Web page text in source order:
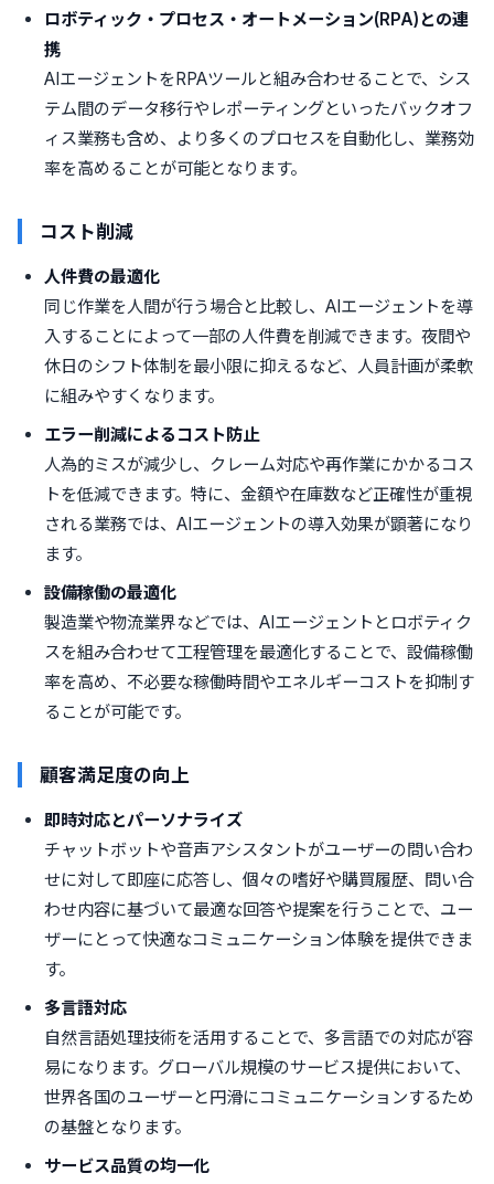
ロボティック・プロセス・オートメーション(RPA)との連
携
AIエージェントをRPAツールと組み合わせることで、シス
テム間のデータ移行やレポーティングといったバックオフ
ィス業務も含め、より多くのプロセスを自動化し、業務効
率を高めることが可能となります。
コスト削減
人件費の最適化
同じ作業を人間が行う場合と比較し、AIエージェントを導
入することによって一部の人件費を削減できます。夜間や
休日のシフト体制を最小限に抑えるなど、人員計画が柔軟
に組みやすくなります。
エラー削減によるコスト防止
人為的ミスが減少し、クレーム対応や再作業にかかるコス
トを低減できます。特に、金額や在庫数など正確性が重視
される業務では、AIエージェントの導入効果が顕著になり
ます。
設備稼働の最適化
製造業や物流業界などでは、AIエージェントとロボティク
スを組み合わせて工程管理を最適化することで、設備稼働
率を高め、不必要な稼働時間やエネルギーコストを抑制す
ることが可能です。
顧客満足度の向上
即時対応とパーソナライズ
チャットボットや音声アシスタントがユーザーの問い合わ
せに対して即座に応答し、個々の嗜好や購買履歴、問い合
わせ内容に基づいて最適な回答や提案を行うことで、ユー
ザーにとって快適なコミュニケーション体験を提供できま
す。
多言語対応
自然言語処理技術を活用することで、多言語での対応が容
易になります。グローバル規模のサービス提供において、
世界各国のユーザーと円滑にコミュニケーションするため
の基盤となります。
サービス品質の均一化